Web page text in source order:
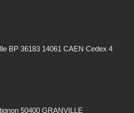
BP 36183 14061 CAEN Cedex 4
50400 GRANVILLE